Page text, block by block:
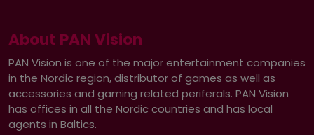
About PAN Vision
PAN Vision is one of the major entertainment companies
in the Nordic region, distributor of games as well as
accessories and gaming related periferals. PAN Vision
has offices in all the Nordic countries and has local
agents in Baltics.